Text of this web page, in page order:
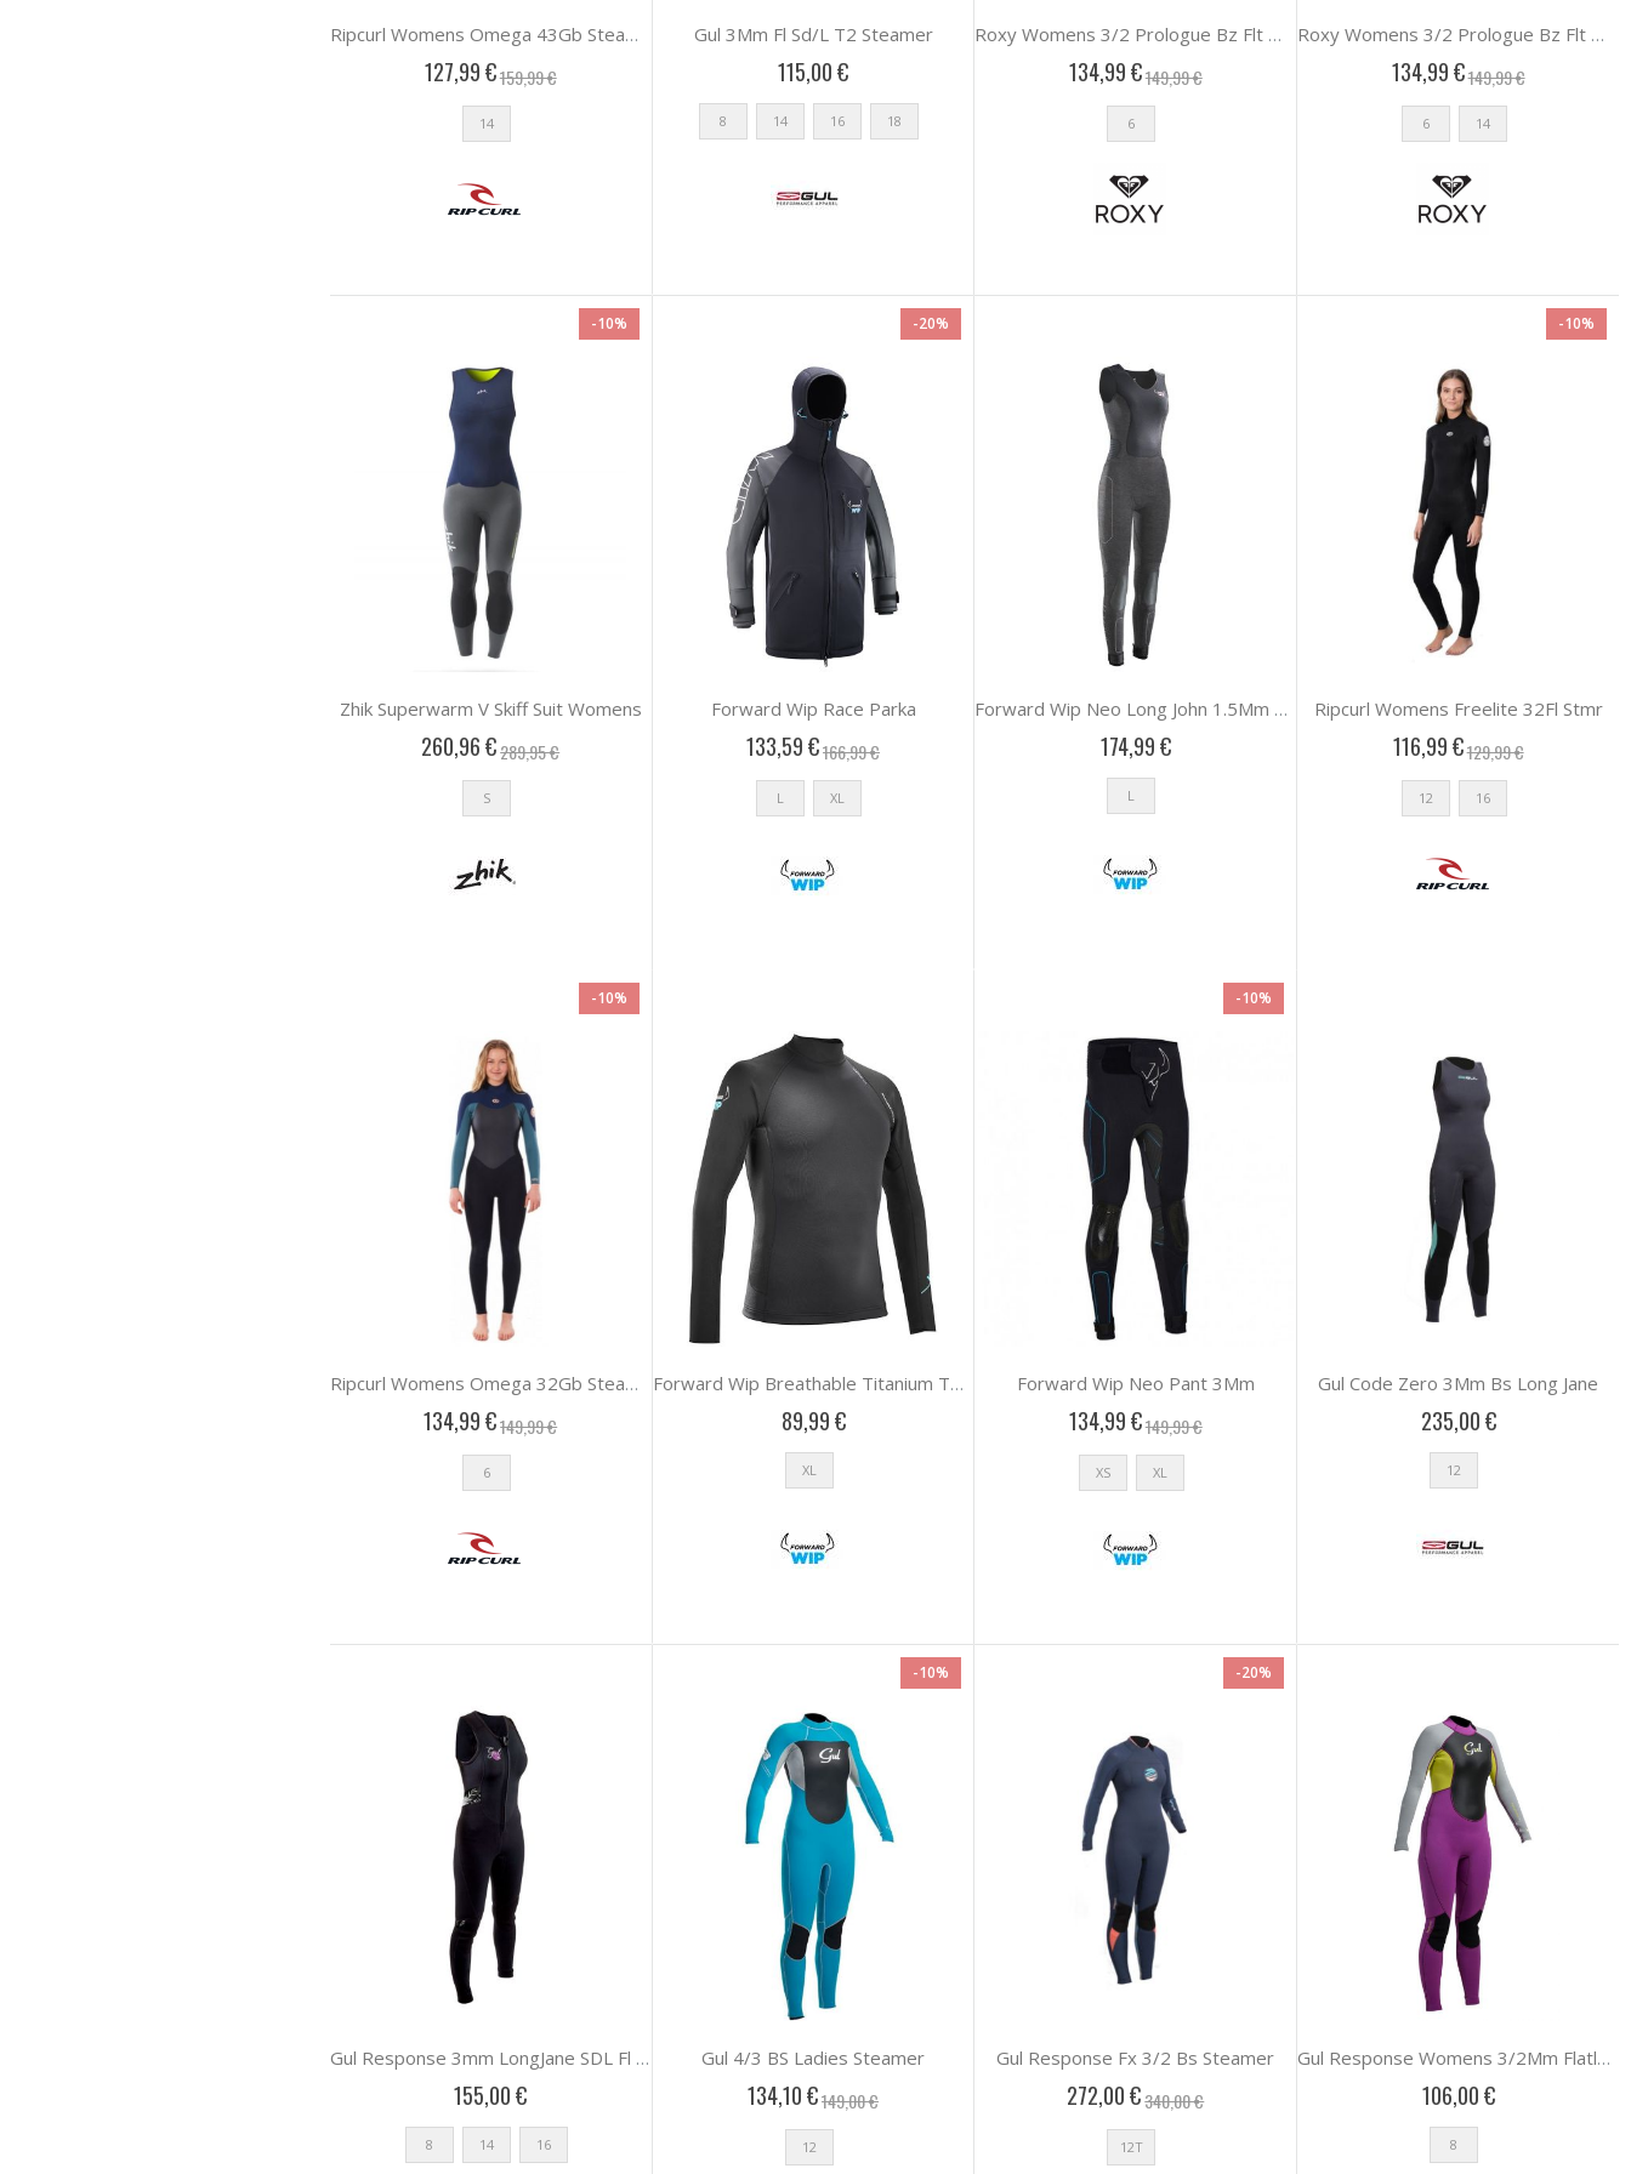
Ripcurl Womens Omega 43Gb Steamer
127,99 €159,99 €
14
Gul 3Mm Fl Sd/L T2 Steamer
115,00 €
8 14 16 18
Roxy Womens 3/2 Prologue Bz Flt Wetsuits
134,99 €149,99 €
6
Roxy Womens 3/2 Prologue Bz Flt Wetsuits
134,99 €149,99 €
6 14
Zhik Superwarm V Skiff Suit Womens
260,96 €289,95 €
-10%
S
Forward Wip Race Parka
133,59 €166,99 €
-20%
L XL
Forward Wip Neo Long John 1.5Mm Women
174,99 €
L
Ripcurl Womens Freelite 32Fl Stmr
116,99 €129,99 €
-10%
12 16
Ripcurl Womens Omega 32Gb Steamer
134,99 €149,99 €
-10%
6
Forward Wip Breathable Titanium Top 1Mm
89,99 €
XL
Forward Wip Neo Pant 3Mm
134,99 €149,99 €
-10%
XS XL
Gul Code Zero 3Mm Bs Long Jane
235,00 €
12
Gul Response 3mm LongJane SDL Fl T2 Steamer
155,00 €
8 14 16
Gul 4/3 BS Ladies Steamer
134,10 €149,00 €
-10%
12
Gul Response Fx 3/2 Bs Steamer
272,00 €340,00 €
-20%
12T
Gul Response Womens 3/2Mm Flatlock Steamer
106,00 €
8